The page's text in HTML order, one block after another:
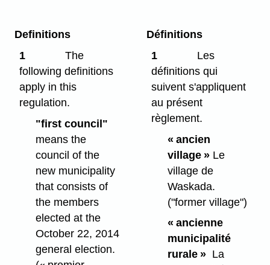
Definitions
1
The
following definitions
apply in this
regulation.
"first council"
means the
council of the
new municipality
that consists of
the members
elected at the
October 22, 2014
general election.
Définitions
1
Les
définitions qui
suivent s'appliquent
au présent
règlement.
« ancien
village »Le
village de
Waskada.
("former village")
« ancienne
municipalité
rurale »La